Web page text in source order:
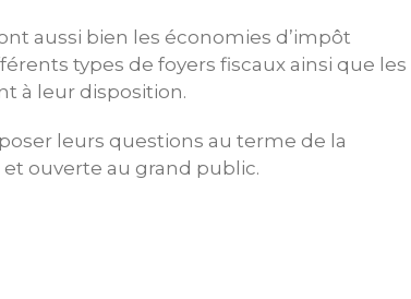
aussi bien les économies d’impôt
types de foyers fiscaux ainsi que les
à leur disposition.
leurs questions au terme de la
ouverte au grand public.